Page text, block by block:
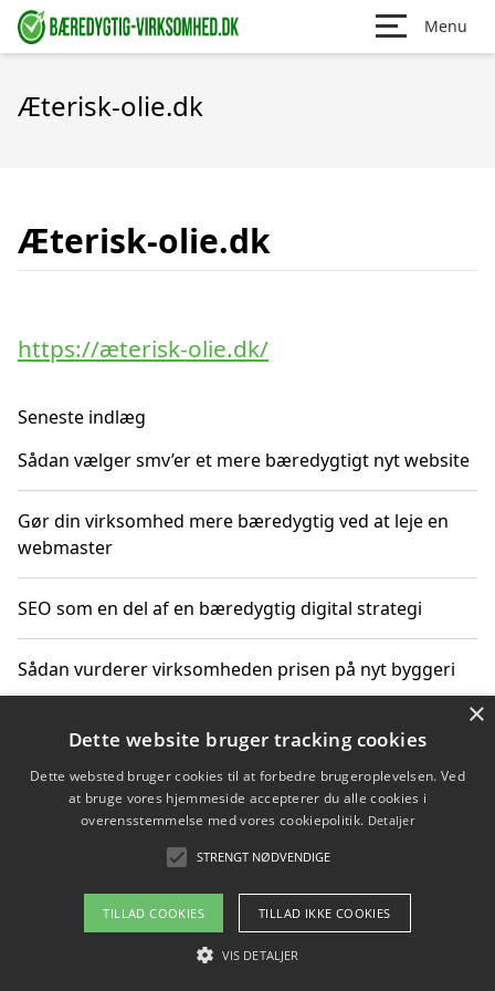
Menu
Æterisk-olie.dk
Æterisk-olie.dk
https://æterisk-olie.dk/
Seneste indlæg
Sådan vælger smv’er et mere bæredygtigt nyt website
Gør din virksomhed mere bæredygtig ved at leje en
webmaster
SEO som en del af en bæredygtig digital strategi
Sådan vurderer virksomheden prisen på nyt byggeri
Sådan får du hjælp til en hjemmeside uden binding
Copyright 2026 - Pilanto Aps
Om / kontakt
Blog Betingelser
×
Dette website bruger tracking cookies
Dette websted bruger cookies til at forbedre brugeroplevelsen. Ved
at bruge vores hjemmeside accepterer du alle cookies i
overensstemmelse med vores cookiepolitik. Detaljer
STRENGT NØDVENDIGE
TILLAD COOKIES TILLAD IKKE COOKIES
VIS DETALJER